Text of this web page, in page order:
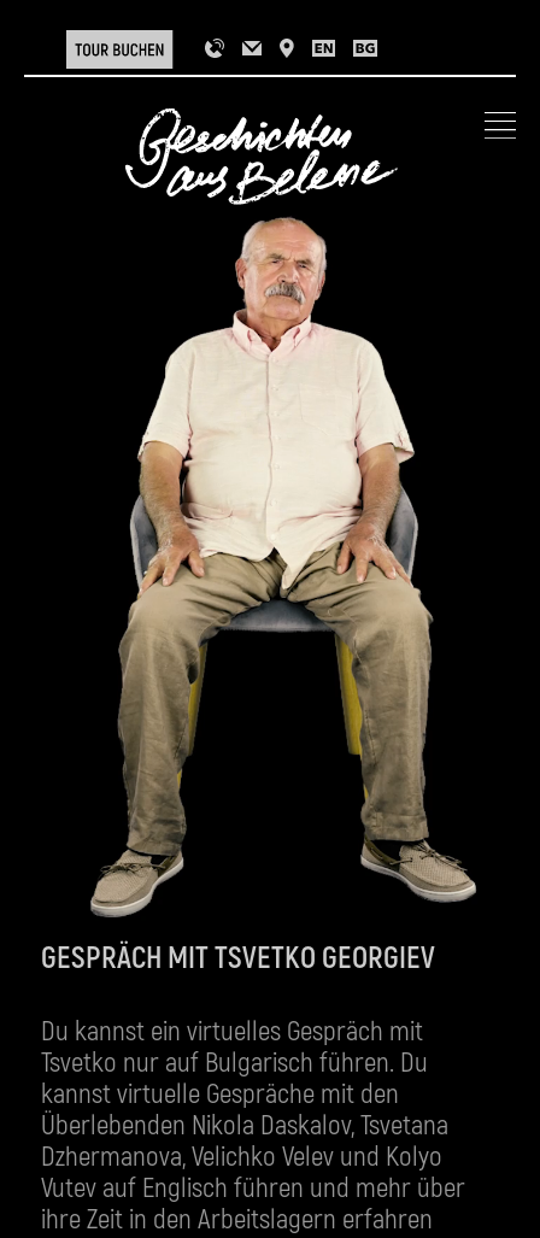
GESPRÄCH MIT TSVETKO GEORGIEV
Du kannst ein virtuelles Gespräch mit
Tsvetko nur auf Bulgarisch führen. Du
kannst virtuelle Gespräche mit den
Überlebenden Nikola Daskalov, Tsvetana
Dzhermanova, Velichko Velev und Kolyo
Vutev auf Englisch führen und mehr über
ihre Zeit in den Arbeitslagern erfahren